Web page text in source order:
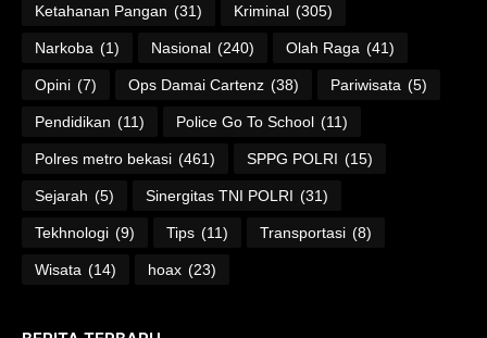
Ketahanan Pangan (31) Kriminal (305)
Narkoba (1) Nasional (240) Olah Raga (41)
Opini (7) Ops Damai Cartenz (38) Pariwisata (5)
Pendidikan (11) Police Go To School (11)
Polres metro bekasi (461) SPPG POLRI (15)
Sejarah (5) Sinergitas TNI POLRI (31)
Tekhnologi (9) Tips (11) Transportasi (8)
Wisata (14) hoax (23)